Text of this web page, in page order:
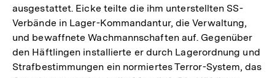
ausgestattet. Eicke teilte die ihm unterstellten SS-
Verbände in Lager-Kommandantur, die Verwaltung,
und bewaffnete Wachmannschaften auf. Gegenüber
den Häftlingen installierte er durch Lagerordnung und
Strafbestimmungen ein normiertes Terror-System, das